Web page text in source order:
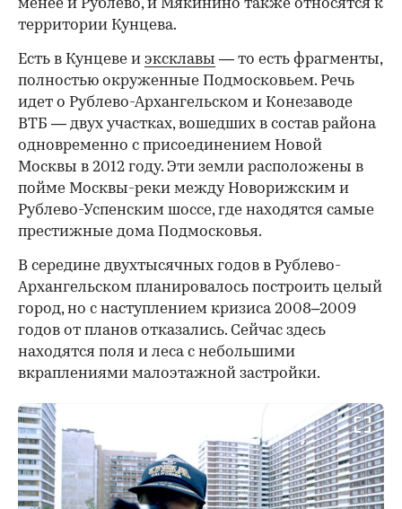
менее и Рублево, и Мякинино также относятся к
территории Кунцева.
Есть в Кунцеве и эксклавы — то есть фрагменты,
полностью окруженные Подмосковьем. Речь
идет о Рублево-Архангельском и Конезаводе
ВТБ — двух участках, вошедших в состав района
одновременно с присоединением Новой
Москвы в 2012 году. Эти земли расположены в
пойме Москвы-реки между Новорижским и
Рублево-Успенским шоссе, где находятся самые
престижные дома Подмосковья.
В середине двухтысячных годов в Рублево-
Архангельском планировалось построить целый
город, но с наступлением кризиса 2008–2009
годов от планов отказались. Сейчас здесь
находятся поля и леса с небольшими
вкраплениями малоэтажной застройки.